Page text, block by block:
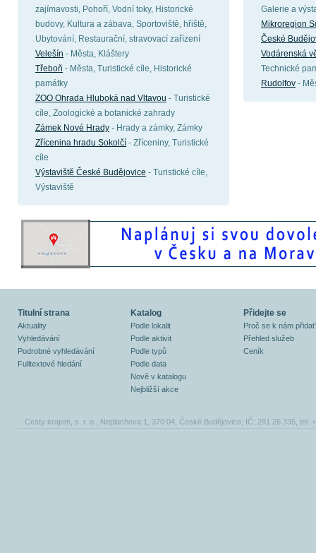
zajímavosti, Pohoří, Vodní toky, Historické
budovy, Kultura a zábava, Sportoviště, hřiště,
Ubytování, Restaurační, stravovací zařízení
Velešín - Města, Kláštery
Třeboň - Města, Turistické cíle, Historické
památky
ZOO Ohrada Hluboká nad Vltavou - Turistické
cíle, Zoologické a botanické zahrady
Zámek Nové Hrady - Hrady a zámky, Zámky
Zřícenina hradu Sokolčí - Zříceniny, Turistické
cíle
Výstaviště České Budějovice - Turistické cíle,
Výstaviště
Galerie a
Mikroregion
České
Vodárenská
Technické
Rudolfov -
Titulní strana
Aktuality
Vyhledávání
Podrobné vyhledávání
Fulltextové hledání
Katalog
Podle lokalit
Podle aktivit
Podle typů
Podle data
Nově v katalogu
Nejbližší akce
Přidejte se
Proč se k nám
Přehled služeb
Ceník
Cesty krajem, s. r. o., Neplachova 1, 370 04, České Budějovice, IČ: 281 26 335, tel.